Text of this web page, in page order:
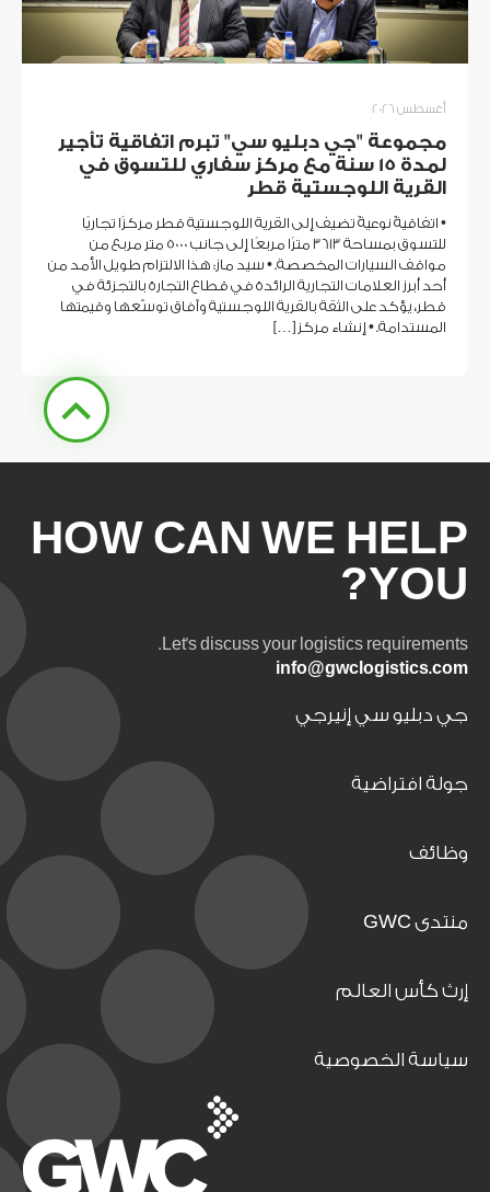
أغسطس 2026
مجموعة "جي دبليو سي" تبرم اتفاقية تأجير
لمدة 15 سنة مع مركز سفاري للتسوق في
القرية اللوجستية قطر
• اتفاقيةٌ نوعيةٌ تضيف إلى القرية اللوجستية قطر مركزًا تجاريًا
للتسوق بمساحة 3613 مترًا مربعًا إلى جانب 5000 متر مربع من
مواقف السيارات المخصصة. • سيد ماز: هذا الالتزام طويل الأمد من
أحد أبرز العلامات التجارية الرائدة في قطاع التجارة بالتجزئة في
قطر، يؤكد على الثقة بالقرية اللوجستية وآفاق توسّعها وقيمتها
المستدامة. • إنشاء مركز […]
HOW CAN WE HELP
YOU?
Let's discuss your logistics requirements.
info@gwclogistics.com
جي دبليو سي إنيرجي
جولة افتراضية
وظائف
منتدى GWC
إرث كأس العالم
سياسة الخصوصية